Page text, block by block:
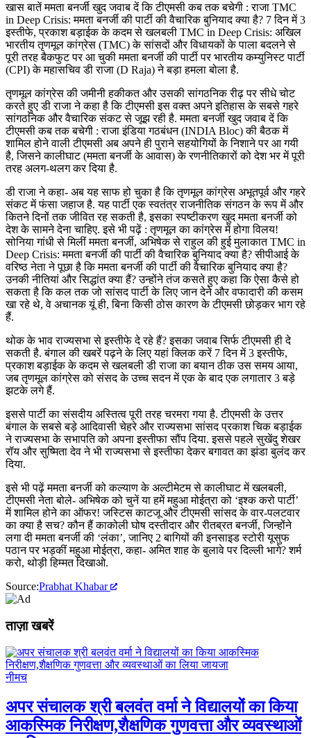
खास बातें ममता बनर्जी खुद जवाब दें कि टीएमसी कब तक बचेगी : राजा TMC
in Deep Crisis: ममता बनर्जी की पार्टी की वैचारिक बुनियाद क्या है? 7 दिन में 3
इस्तीफे, प्रकाश बड़ाईक के कदम से खलबली TMC in Deep Crisis: अखिल
भारतीय तृणमूल कांग्रेस (TMC) के सांसदों और विधायकों के पाला बदलने से
पूरी तरह बैकफुट पर आ चुकी ममता बनर्जी की पार्टी पर भारतीय कम्युनिस्ट पार्टी
(CPI) के महासचिव डी राजा (D Raja) ने बड़ा हमला बोला है.
तृणमूल कांग्रेस की जमीनी हकीकत और उसकी सांगठनिक रीढ़ पर सीधे चोट
करते हुए डी राजा ने कहा है कि टीएमसी इस वक्त अपने इतिहास के सबसे गहरे
सांगठनिक और वैचारिक संकट से जूझ रही है. ममता बनर्जी खुद जवाब दें कि
टीएमसी कब तक बचेगी : राजा इंडिया गठबंधन (INDIA Bloc) की बैठक में
शामिल होने वाली टीएमसी अब अपने ही पुराने सहयोगियों के निशाने पर आ गयी
है, जिसने कालीघाट (ममता बनर्जी के आवास) के रणनीतिकारों को देश भर में पूरी
तरह अलग-थलग कर दिया है.
डी राजा ने कहा- अब यह साफ हो चुका है कि तृणमूल कांग्रेस अभूतपूर्व और गहरे
संकट में फंसा जहाज है. यह पार्टी एक स्वतंत्र राजनीतिक संगठन के रूप में और
कितने दिनों तक जीवित रह सकती है, इसका स्पष्टीकरण खुद ममता बनर्जी को
देश के सामने देना चाहिए. इसे भी पढ़ें : तृणमूल का कांग्रेस में होगा विलय!
सोनिया गांधी से मिलीं ममता बनर्जी, अभिषेक से राहुल की हुई मुलाकात TMC in
Deep Crisis: ममता बनर्जी की पार्टी की वैचारिक बुनियाद क्या है? सीपीआई के
वरिष्ठ नेता ने पूछा है कि ममता बनर्जी की पार्टी की वैचारिक बुनियाद क्या है?
उनकी नीतियां और सिद्धांत क्या हैं? उन्होंने तंज कसते हुए कहा कि ऐसा कैसे हो
सकता है कि कल तक जो सांसद पार्टी के लिए जान देने और वफादारी की कसम
खा रहे थे, वे अचानक यूं ही, बिना किसी ठोस कारण के टीएमसी छोड़कर भाग रहे
हैं.
थोक के भाव राज्यसभा से इस्तीफे दे रहे हैं? इसका जवाब सिर्फ टीएमसी ही दे
सकती है. बंगाल की खबरें पढ़ने के लिए यहां क्लिक करें 7 दिन में 3 इस्तीफे,
प्रकाश बड़ाईक के कदम से खलबली डी राजा का बयान ठीक उस समय आया,
जब तृणमूल कांग्रेस को संसद के उच्च सदन में एक के बाद एक लगातार 3 बड़े
झटके लगे हैं.
इससे पार्टी का संसदीय अस्तित्व पूरी तरह चरमरा गया है. टीएमसी के उत्तर
बंगाल के सबसे बड़े आदिवासी चेहरे और राज्यसभा सांसद प्रकाश चिक बड़ाईक
ने राज्यसभा के सभापति को अपना इस्तीफा सौंप दिया. इससे पहले सुखेंदु शेखर
रॉय और सुष्मिता देव ने भी राज्यसभा से इस्तीफा देकर बगावत का झंडा बुलंद कर
दिया.
इसे भी पढ़ें ममता बनर्जी को कल्याण के अल्टीमेटम से कालीघाट में खलबली,
टीएमसी नेता बोले- अभिषेक को चुनें या हमें महुआ मोईत्रा को ‘इश्क करो पार्टी’
में शामिल होने का ऑफर! जस्टिस काटजू और टीएमसी सांसद के वार-पलटवार
का क्या है सच? कौन हैं काकोली घोष दस्तीदार और रीतब्रत बनर्जी, जिन्होंने
लगा दी ममता बनर्जी की ‘लंका’, जानिए 2 बागियों की इनसाइड स्टोरी यूसुफ
पठान पर भड़कीं महुआ मोईत्रा, कहा- अमित शाह के बुलावे पर दिल्ली भागे? शर्म
करो, थोड़ी हिम्मत दिखाओ.
Source:Prabhat Khabar
ताज़ा खबरें
नीमच
अपर संचालक श्री बलवंत वर्मा ने विद्यालयों का किया
आकस्मिक निरीक्षण,शैक्षणिक गुणवत्ता और व्यवस्थाओं